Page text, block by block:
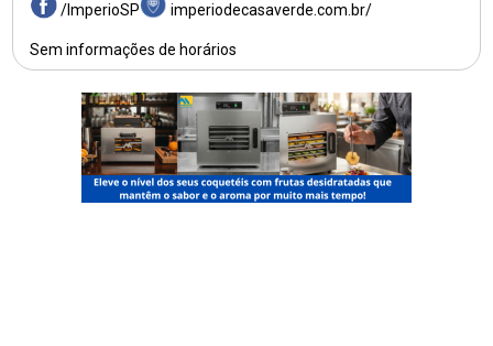
/ImperioSP
imperiodecasaverde.com.br/
Sem informações de horários